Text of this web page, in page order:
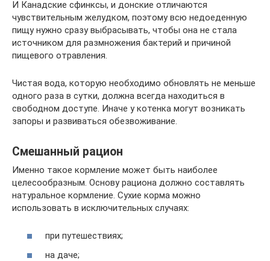
И Канадские сфинксы, и донские отличаются
чувствительным желудком, поэтому всю недоеденную
пищу нужно сразу выбрасывать, чтобы она не стала
источником для размножения бактерий и причиной
пищевого отравления.
Чистая вода, которую необходимо обновлять не меньше
одного раза в сутки, должна всегда находиться в
свободном доступе. Иначе у котенка могут возникать
запоры и развиваться обезвоживание.
Смешанный рацион
Именно такое кормление может быть наиболее
целесообразным. Основу рациона должно составлять
натуральное кормление. Сухие корма можно
использовать в исключительных случаях:
при путешествиях;
на даче;